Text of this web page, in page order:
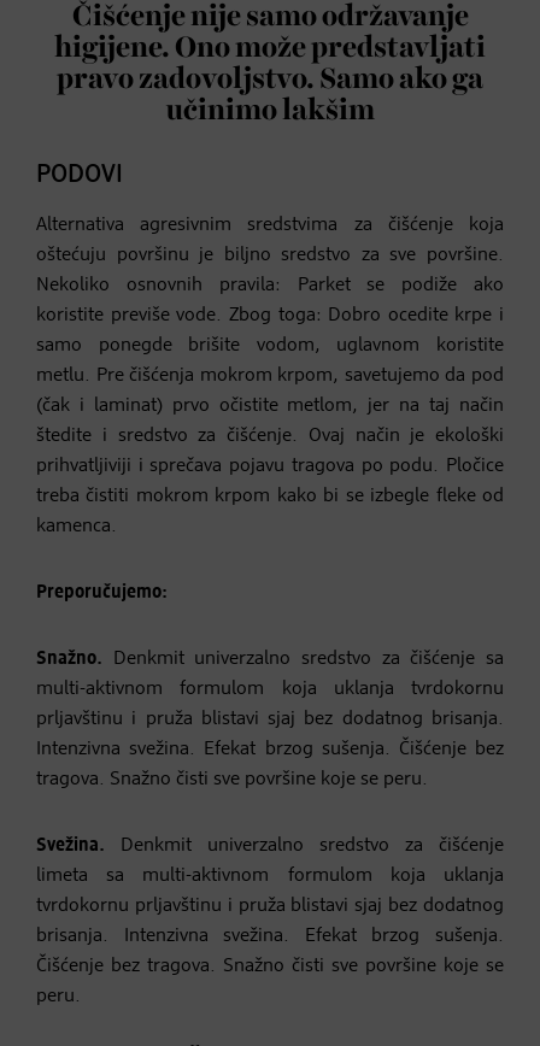
Čišćenje nije samo održavanje
higijene. Ono može predstavljati
pravo zadovoljstvo. Samo ako ga
učinimo lakšim
PODOVI
Alternativa agresivnim sredstvima za čišćenje koja
oštećuju površinu je biljno sredstvo za sve površine.
Nekoliko osnovnih pravila: Parket se podiže ako
koristite previše vode. Zbog toga: Dobro ocedite krpe i
samo ponegde brišite vodom, uglavnom koristite
metlu. Pre čišćenja mokrom krpom, savetujemo da pod
(čak i laminat) prvo očistite metlom, jer na taj način
štedite i sredstvo za čišćenje. Ovaj način je ekološki
prihvatljiviji i sprečava pojavu tragova po podu. Pločice
treba čistiti mokrom krpom kako bi se izbegle fleke od
kamenca.
Preporučujemo:
Snažno. Denkmit univerzalno sredstvo za čišćenje sa
multi-aktivnom formulom koja uklanja tvrdokornu
prljavštinu i pruža blistavi sjaj bez dodatnog brisanja.
Intenzivna svežina. Efekat brzog sušenja. Čišćenje bez
tragova. Snažno čisti sve površine koje se peru.
Svežina. Denkmit univerzalno sredstvo za čišćenje
limeta sa multi-aktivnom formulom koja uklanja
tvrdokornu prljavštinu i pruža blistavi sjaj bez dodatnog
brisanja. Intenzivna svežina. Efekat brzog sušenja.
Čišćenje bez tragova. Snažno čisti sve površine koje se
peru.